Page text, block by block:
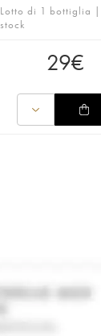
Lotto di 1 bottiglia
stock
29€